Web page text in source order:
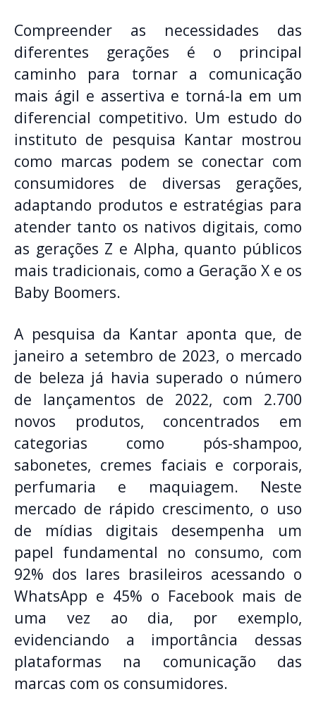
Compreender as necessidades das
diferentes gerações é o principal
caminho para tornar a comunicação
mais ágil e assertiva e torná-la em um
diferencial competitivo. Um estudo do
instituto de pesquisa Kantar mostrou
como marcas podem se conectar com
consumidores de diversas gerações,
adaptando produtos e estratégias para
atender tanto os nativos digitais, como
as gerações Z e Alpha, quanto públicos
mais tradicionais, como a Geração X e os
Baby Boomers.
A pesquisa da Kantar aponta que, de
janeiro a setembro de 2023, o mercado
de beleza já havia superado o número
de lançamentos de 2022, com 2.700
novos produtos, concentrados em
categorias como pós-shampoo,
sabonetes, cremes faciais e corporais,
perfumaria e maquiagem. Neste
mercado de rápido crescimento, o uso
de mídias digitais desempenha um
papel fundamental no consumo, com
92% dos lares brasileiros acessando o
WhatsApp e 45% o Facebook mais de
uma vez ao dia, por exemplo,
evidenciando a importância dessas
plataformas na comunicação das
marcas com os consumidores.